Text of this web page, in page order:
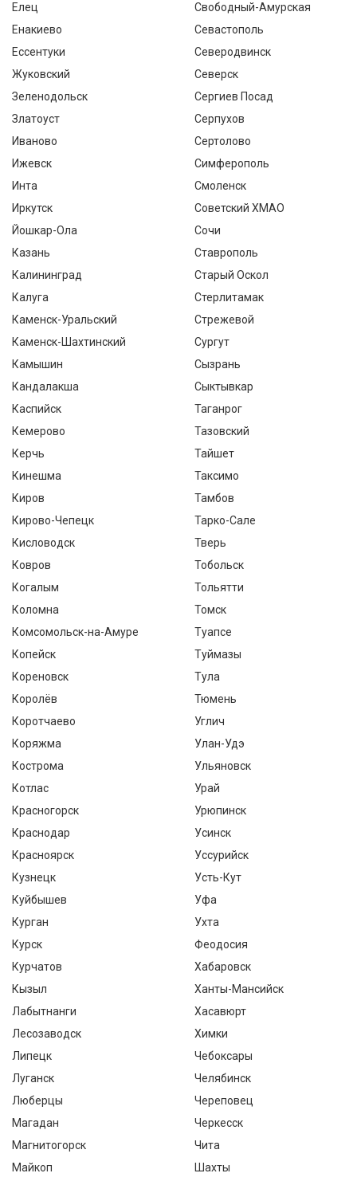
Елец
Енакиево
Ессентуки
Жуковский
Зеленодольск
Златоуст
Иваново
Ижевск
Инта
Иркутск
Йошкар-Ола
Казань
Калининград
Калуга
Каменск-Уральский
Каменск-Шахтинский
Камышин
Кандалакша
Каспийск
Кемерово
Керчь
Кинешма
Киров
Кирово-Чепецк
Кисловодск
Ковров
Когалым
Коломна
Комсомольск-на-Амуре
Копейск
Кореновск
Королёв
Коротчаево
Коряжма
Кострома
Котлас
Красногорск
Краснодар
Красноярск
Кузнецк
Куйбышев
Курган
Курск
Курчатов
Кызыл
Лабытнанги
Лесозаводск
Липецк
Луганск
Люберцы
Магадан
Магнитогорск
Майкоп
Свободный-Амурская
Севастополь
Северодвинск
Северск
Сергиев Посад
Серпухов
Сертолово
Симферополь
Смоленск
Советский ХМАО
Сочи
Ставрополь
Старый Оскол
Стерлитамак
Стрежевой
Сургут
Сызрань
Сыктывкар
Таганрог
Тазовский
Тайшет
Таксимо
Тамбов
Тарко-Сале
Тверь
Тобольск
Тольятти
Томск
Туапсе
Туймазы
Тула
Тюмень
Углич
Улан-Удэ
Ульяновск
Урай
Урюпинск
Усинск
Уссурийск
Усть-Кут
Уфа
Ухта
Феодосия
Хабаровск
Ханты-Мансийск
Хасавюрт
Химки
Чебоксары
Челябинск
Череповец
Черкесск
Чита
Шахты